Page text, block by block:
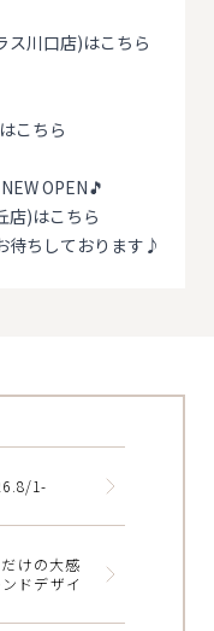
川口店)はこちら
こちら
OPEN🎵
)はこちら
待ちしております♪
1-
けの大感
ドデザイ